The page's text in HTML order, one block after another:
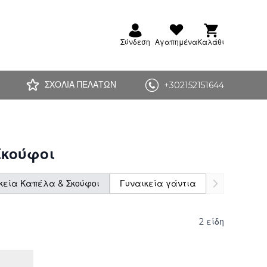
Σύνδεση ΑγαπημέναΚαλάθι
ΣΧΟΛΙΑ ΠΕΛΑΤΩΝ +302152151644
Καπέλα & Σκούφοι Γυναικεία γάντια
2είδη